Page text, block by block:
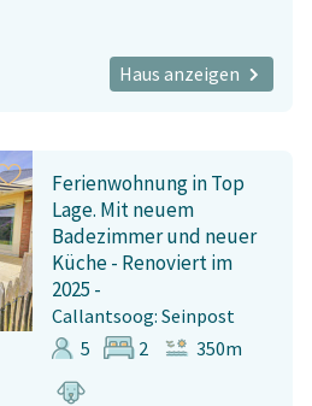
Haus anzeigen
Ferienwohnung in Top
Lage. Mit neuem
Badezimmer und neuer
Küche - Renoviert im
2025 -
Callantsoog: Seinpost
5
2 350m